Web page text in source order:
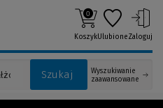
Szukaj
Wyszukiwanie
zaawansowane
0
KoszykUlubioneZaloguj